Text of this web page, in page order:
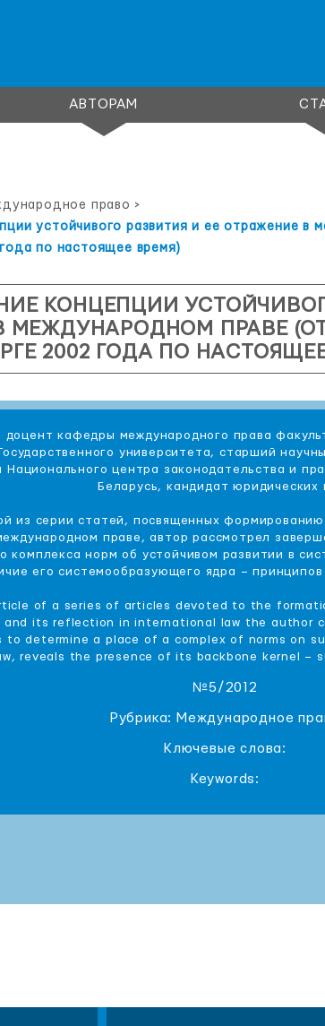
АВТОРАМ
право >
устойчивого развития и ее отражение в
по настоящее время)
КОНЦЕПЦИИ
МЕЖДУНАРОДНОМ ПРАВЕ
2002 ГОДА ПО
кафедры международного права
университета, старший
Национального центра законодательства и
Беларусь, кандидат юридических
из серии статей, посвященных
праве, автор рассмотрел
комплекса норм об устойчивом развитии в
его системообразующего ядра – принципов
of a series of articles devoted to the
and its reflection in international law the author
to determine a place of a complex of norms on
reveals the presence of its backbone kernel –
№5/2012
Рубрика: Международное
Ключевые слова:
Keywords: